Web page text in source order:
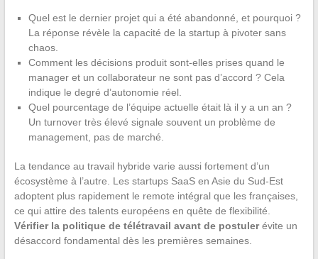
Quel est le dernier projet qui a été abandonné, et pourquoi ?
La réponse révèle la capacité de la startup à pivoter sans
chaos.
Comment les décisions produit sont-elles prises quand le
manager et un collaborateur ne sont pas d’accord ? Cela
indique le degré d’autonomie réel.
Quel pourcentage de l’équipe actuelle était là il y a un an ?
Un turnover très élevé signale souvent un problème de
management, pas de marché.
La tendance au travail hybride varie aussi fortement d’un
écosystème à l’autre. Les startups SaaS en Asie du Sud-Est
adoptent plus rapidement le remote intégral que les françaises,
ce qui attire des talents européens en quête de flexibilité.
Vérifier la politique de télétravail avant de postulerévite un
désaccord fondamental dès les premières semaines.